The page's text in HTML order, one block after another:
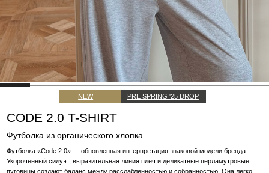
CODE 2.0 T-SHIRT
Футболка «Code 2.0» — обновленная интерпретация знаковой модели бренда.
Укороченный силуэт, выразительная линия плеч и деликатные перламутровые
пуговицы создают баланс между расслабленностью и собранностью. Она легко
вписывается в повседневный гардероб, сохраняя характерную эстетику —
Футболка из органического хлопка
РАССРОЧКА ОТ 8 886 ₽ В МЕСЯЦ
PRE SPRING '25 DROP
NEW
ВЫБЕРИТЕ РАЗМЕР